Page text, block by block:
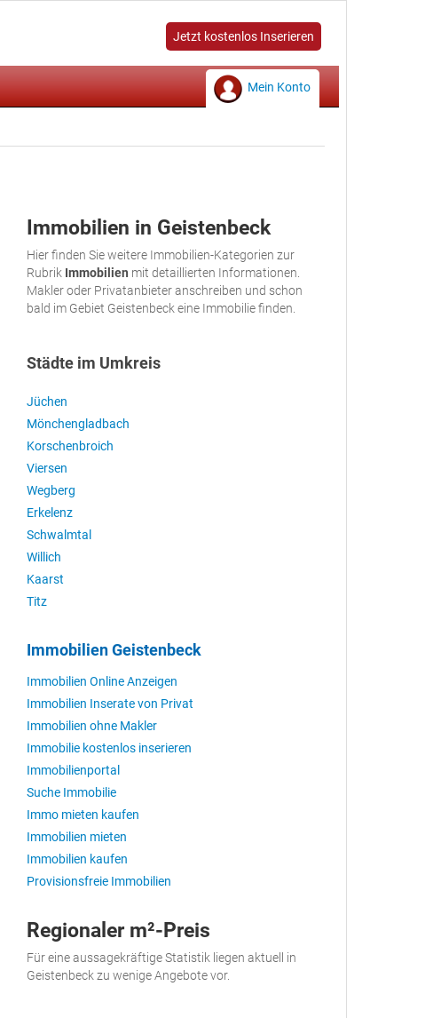
Jetzt kostenlos Inserieren
Mein Konto
Immobilien in Geistenbeck
Hier finden Sie weitere Immobilien-Kategorien zur
Rubrik Immobilien mit detaillierten Informationen.
Makler oder Privatanbieter anschreiben und schon
bald im Gebiet Geistenbeck eine Immobilie finden.
Städte im Umkreis
Jüchen
Mönchengladbach
Korschenbroich
Viersen
Wegberg
Erkelenz
Schwalmtal
Willich
Kaarst
Titz
Immobilien Geistenbeck
Immobilien Online Anzeigen
Immobilien Inserate von Privat
Immobilien ohne Makler
Immobilie kostenlos inserieren
Immobilienportal
Suche Immobilie
Immo mieten kaufen
Immobilien mieten
Immobilien kaufen
Provisionsfreie Immobilien
Regionaler m²-Preis
Für eine aussagekräftige Statistik liegen aktuell in
Geistenbeck zu wenige Angebote vor.